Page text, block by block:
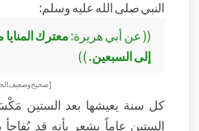
النبي صلى الله عليه وسلم:
(( عن أبي هريرة:معترك
إلى السبعين.))
[ صحيح وضعيف
كل سنة يعيشها بعد الستين
الستين عاماً يشعر بأنه قد